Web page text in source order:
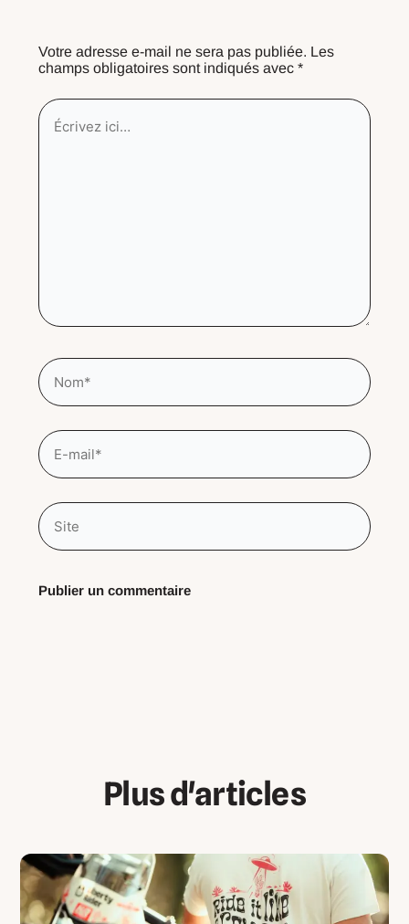
Votre adresse e-mail ne sera pas publiée. Les
champs obligatoires sont indiqués avec*
Écrivez
ici…
Nom*
E-
mail*
Site
Plus d'articles